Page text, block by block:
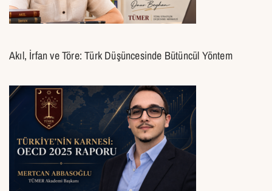
Akıl, İrfan ve Töre: Türk Düşüncesinde Bütüncül Yöntem